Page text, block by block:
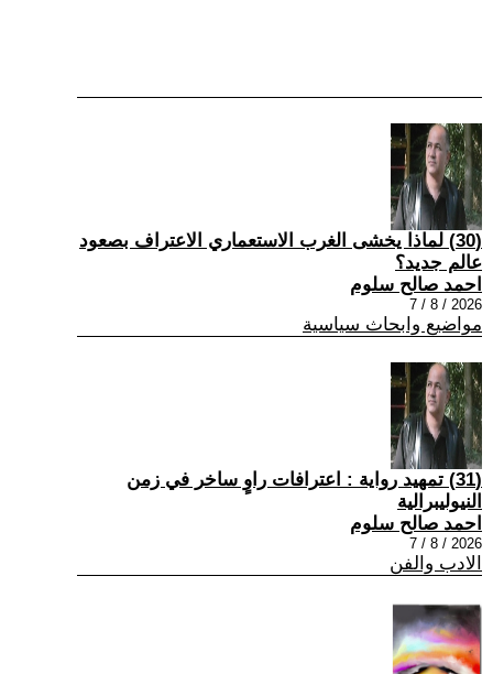
(30) لماذا يخشى الغرب الاستعماري الاعتراف بصعود
عالم جديد؟
احمد صالح سلوم
2026 / 8 / 7
مواضيع وابحاث سياسية
(31) تمهيد رواية : اعترافات راوٍ ساخر في زمن
النيوليبرالية
احمد صالح سلوم
2026 / 8 / 7
الادب والفن